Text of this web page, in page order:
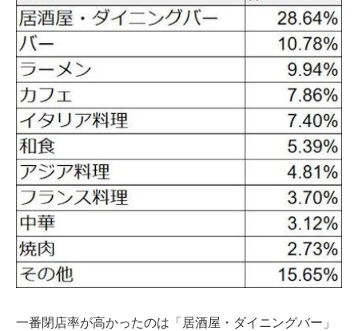
一番閉店率が高かったのは「居酒屋・ダイニングバー」